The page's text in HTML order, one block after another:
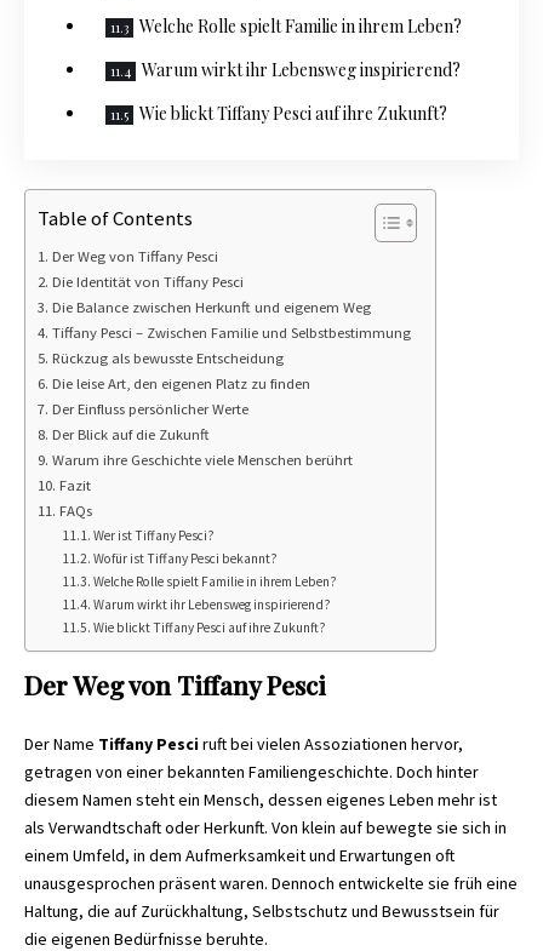
Welche Rolle spielt Familie in ihrem Leben?
Warum wirkt ihr Lebensweg inspirierend?
Wie blickt Tiffany Pesci auf ihre Zukunft?
Table of Contents
Der Weg von Tiffany Pesci
Die Identität von Tiffany Pesci
Die Balance zwischen Herkunft und eigenem Weg
Tiffany Pesci – Zwischen Familie und Selbstbestimmung
Rückzug als bewusste Entscheidung
Die leise Art, den eigenen Platz zu finden
Der Einfluss persönlicher Werte
Der Blick auf die Zukunft
Warum ihre Geschichte viele Menschen berührt
Fazit
FAQs
Wer ist Tiffany Pesci?
Wofür ist Tiffany Pesci bekannt?
Welche Rolle spielt Familie in ihrem Leben?
Warum wirkt ihr Lebensweg inspirierend?
Wie blickt Tiffany Pesci auf ihre Zukunft?
Der Weg von Tiffany Pesci
Der Name Tiffany Pesciruft bei vielen Assoziationen hervor,
getragen von einer bekannten Familiengeschichte. Doch hinter
diesem Namen steht ein Mensch, dessen eigenes Leben mehr ist
als Verwandtschaft oder Herkunft. Von klein auf bewegte sie sich in
einem Umfeld, in dem Aufmerksamkeit und Erwartungen oft
unausgesprochen präsent waren. Dennoch entwickelte sie früh eine
Haltung, die auf Zurückhaltung, Selbstschutz und Bewusstsein für
die eigenen Bedürfnisse beruhte.